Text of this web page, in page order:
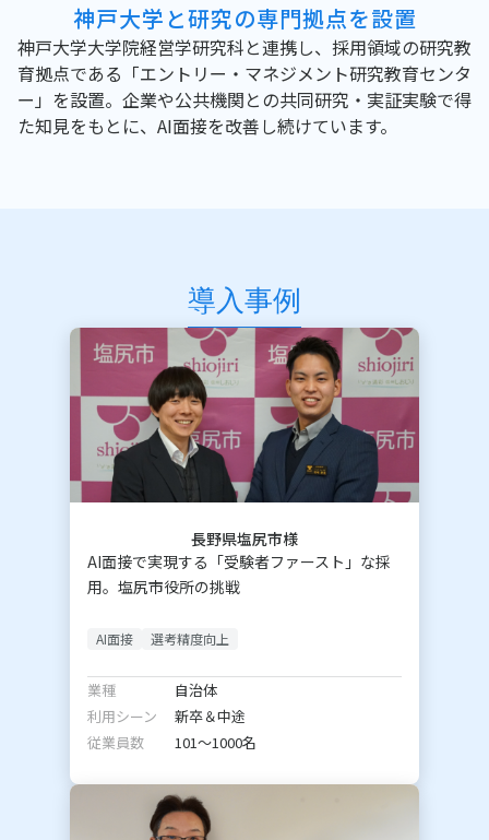
神戸大学と研究の専門拠点を設置
神戸大学大学院経営学研究科と連携し、採用領域の研究教
育拠点である「エントリー・マネジメント研究教育センタ
ー」を設置。企業や公共機関との共同研究・実証実験で得
た知見をもとに、AI面接を改善し続けています。
導入事例
長野県塩尻市様
AI面接で実現する「受験者ファースト」な採
用。塩尻市役所の挑戦
AI面接 選考精度向上
業種
自治体
利用シーン
新卒＆中途
従業員数
101〜1000名